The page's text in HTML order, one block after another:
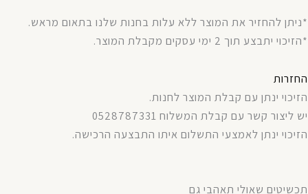
*ניתן להחזיר את המוצר ללא עלות בחנות שלנו בתאום מראש.
*הזיכוי יתבצע תוך 2 ימי עסקים מקבלת המוצר.
החזרות
הזיכוי ינתן עם קבלת המוצר לחנות.
יש ליצור קשר עם קבלת המשלוח 0528787331
הזיכוי ינתן לאמצעי התשלום איתו התבצעה הרכישה.
תכשיטים שאולי תאהבי גם